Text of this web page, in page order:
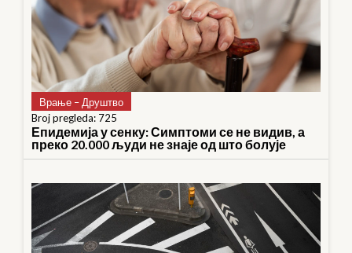
Врање – Друштво
Broj pregleda: 725
Епидемија у сенку: Симптоми се не видив, а
преко 20.000 људи не знаје од што болује